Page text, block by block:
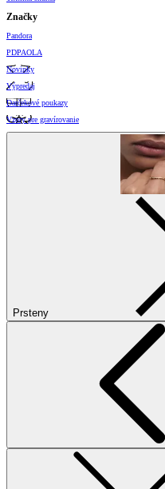
Značky
Pandora
PDPAOLA
Novinky
Výpredaj
Darčekové poukazy
Vzory pre gravírovanie
Prsteny